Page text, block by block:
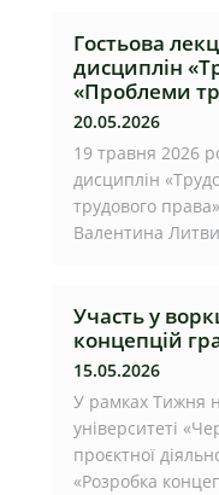
Гостьова
дисциплін
«Проблеми
20.05.2026
19 травня 2026
дисциплін
трудового
Валентина
Участь у
концепцій
15.05.2026
У рамках Тижня
університеті
проєктної
«Розробка